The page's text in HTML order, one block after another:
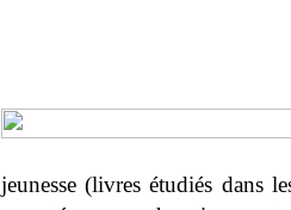
jeunesse (livres étudiés dans